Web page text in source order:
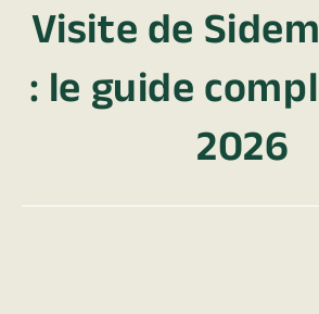
Visite de
: le guide
2026